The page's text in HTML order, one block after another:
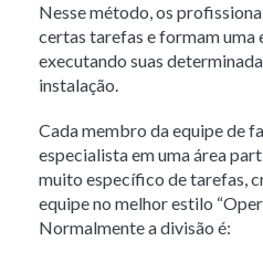
Nesse método, os
certas tarefas e formam uma
executando suas
instalação.
Cada membro da equipe de
especialista em uma área
muito específico de tarefas,
equipe no melhor estilo
Normalmente a divisão é: